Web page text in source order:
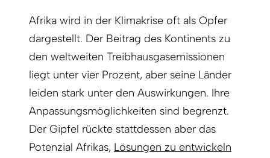
Afrika wird in der Klimakrise oft als Opfer
dargestellt. Der Beitrag des Kontinents zu
den weltweiten Treibhausgasemissionen
liegt unter vier Prozent, aber seine Länder
leiden stark unter den Auswirkungen. Ihre
Anpassungsmöglichkeiten sind begrenzt.
Der Gipfel rückte stattdessen aber das
Potenzial Afrikas, Lösungen zu entwickeln